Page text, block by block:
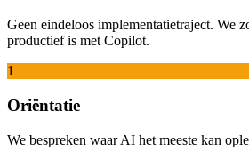
Geen eindeloos implementatietraject. We
productief is met Copilot.
1
Oriëntatie
We bespreken waar AI het meeste kan